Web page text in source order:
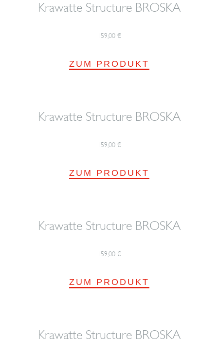
Krawatte Structure BROSKA
159,00 €
ZUM PRODUKT
Krawatte Structure BROSKA
159,00 €
ZUM PRODUKT
Krawatte Structure BROSKA
159,00 €
ZUM PRODUKT
Krawatte Structure BROSKA